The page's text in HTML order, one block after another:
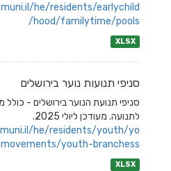
he/residents/earlychild
hood/familytime/pools/
XLSX
סניפי תנועות נוער בירושלים
סניפי תנועת הנוער בירושלים - כולל
לתנועה. מעודכן ליולי 2025.
he/residents/youth/yo
youth-branchess/
XLSX